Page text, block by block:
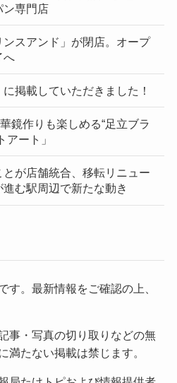
ン専門店
スアンド」が閉店。オープ
へ
掲載していただきました！
鏡作りも楽しめる“足立ブラ
アート」
とが店舗統合、移転リニュー
む駅周辺で新たな動き
す。最新情報をご確認の上、
事・写真の切り取りなどの無
満たない掲載は禁じます。